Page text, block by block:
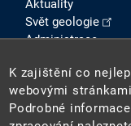
Aktuality
Svět geologie
Administrace
SOCIÁLNÍ SÍTĚ
K zajištění co
webovými
Podrobné